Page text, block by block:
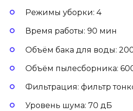
Режимы уборки: 4
Время работы: 90 мин
Объём бака для воды:
Объём пылесборника:
Фильтрация: фильтр
Уровень шума: 70 дБ